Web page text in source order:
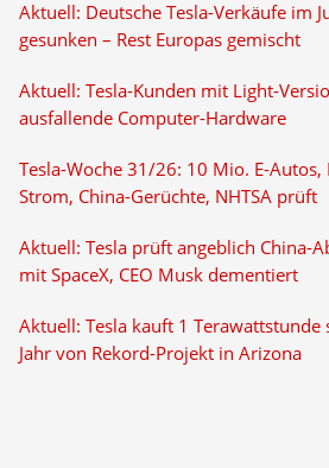
Aktuell: Deutsche Tesla-Verkäufe im
gesunken – Rest Europas gemischt
Aktuell: Tesla-Kunden mit Light-
ausfallende Computer-Hardware
Tesla-Woche 31/26: 10 Mio. E-Autos,
Strom, China-Gerüchte, NHTSA prüft
Aktuell: Tesla prüft angeblich China-
mit SpaceX, CEO Musk dementiert
Aktuell: Tesla kauft 1 Terawattstunde
Jahr von Rekord-Projekt in Arizona